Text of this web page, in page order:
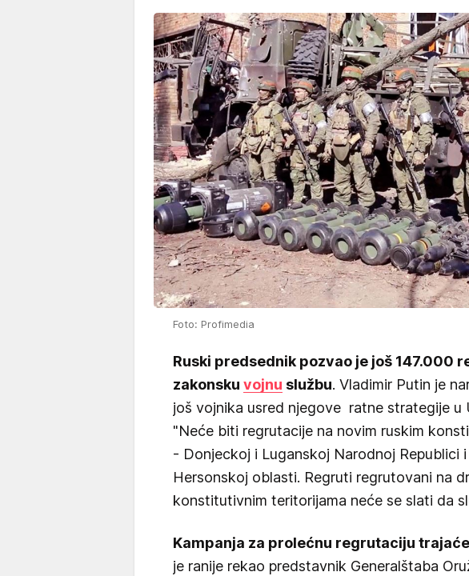
Foto: Profimedia
Ruski predsednik pozvao je još 147.000
zakonsku vojnu službu. Vladimir Putin je
još vojnika usred njegove ratne strategije u
"Neće biti regrutacije na novim ruskim
- Donjeckoj i Luganskoj Narodnoj Republici
Hersonskoj oblasti. Regruti regrutovani na
konstitutivnim teritorijama neće se slati da
Kampanja za prolećnu regrutaciju
je ranije rekao predstavnik Generalštaba